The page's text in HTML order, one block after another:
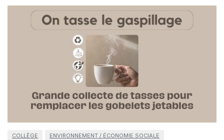
COLLÈGE
ENVIRONNEMENT / ÉCONOMIE SOCIALE